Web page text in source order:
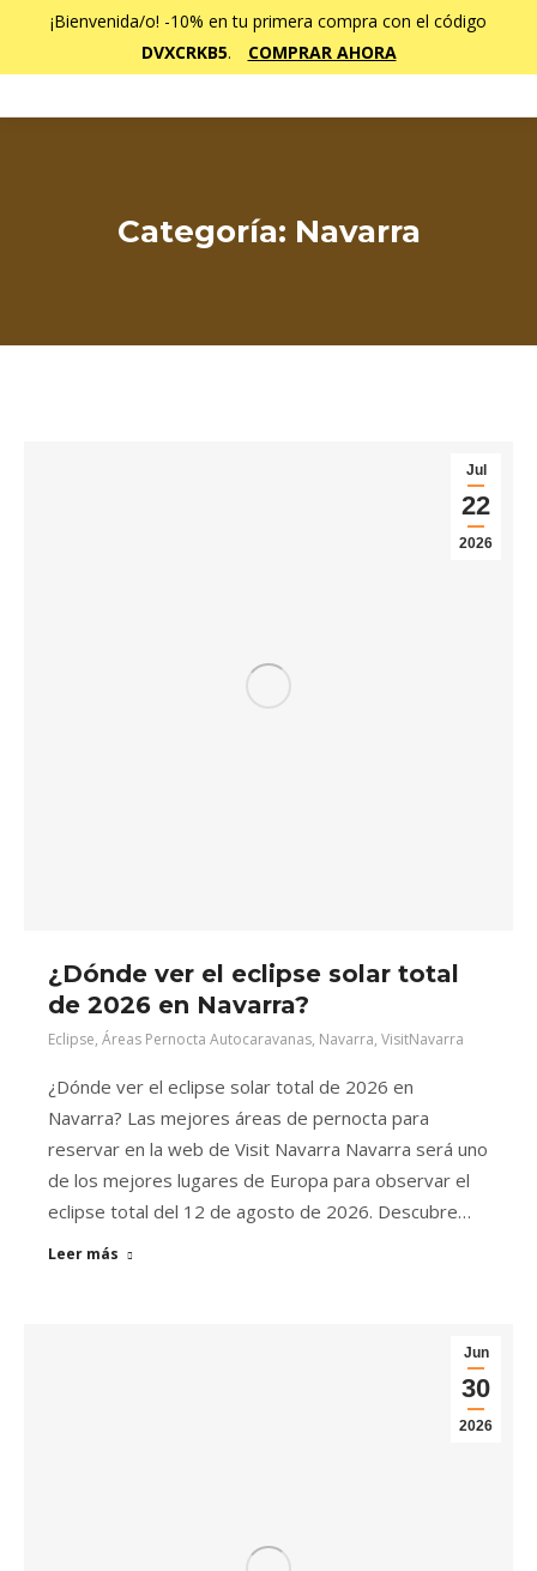
¡Bienvenida/o! -10% en tu primera compra con el código
DVXCRKB5. COMPRAR AHORA
Categoría: Navarra
Jul
22
2026
¿Dónde ver el eclipse solar total
de 2026 en Navarra?
Eclipse, Áreas Pernocta Autocaravanas, Navarra, VisitNavarra
¿Dónde ver el eclipse solar total de 2026 en
Navarra? Las mejores áreas de pernocta para
reservar en la web de Visit Navarra Navarra será uno
de los mejores lugares de Europa para observar el
eclipse total del 12 de agosto de 2026. Descubre…
Leer más
Jun
30
2026